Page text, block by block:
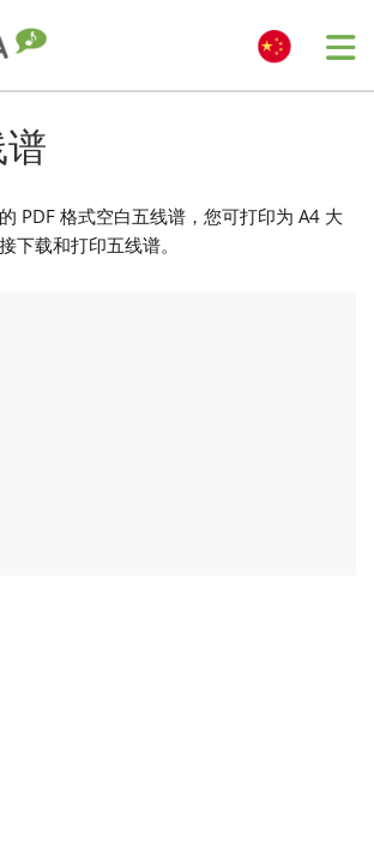
PDF 格式空白五线谱，您可打印为 A4 大
下载和打印五线谱。